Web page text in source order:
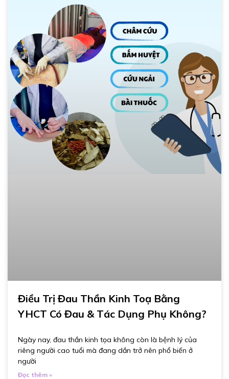
Điều Trị Đau Thần Kinh Toạ Bằng
YHCT Có Đau & Tác Dụng Phụ Không?
Ngày nay, đau thần kinh tọa không còn là bệnh lý của
riêng người cao tuổi mà đang dần trở nên phổ biến ở
người
Đọc thêm »